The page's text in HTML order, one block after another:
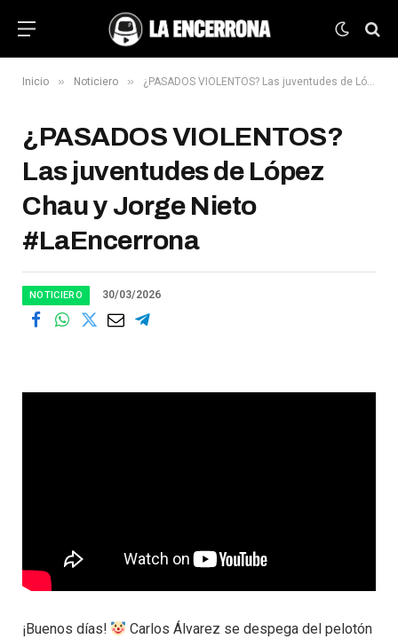
Inicio » Noticiero » ¿PASADOS VIOLENTOS? Las juventudes de López Chau y Jorge Nieto #LaEncerrona
¿PASADOS VIOLENTOS?
Las juventudes de López
Chau y Jorge Nieto
#LaEncerrona
NOTICIERO 30/03/2026
¡Buenos días!
Carlos Álvarez se despega del pelotón